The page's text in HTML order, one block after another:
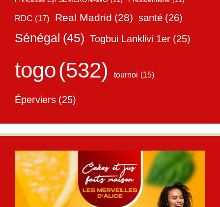
RDC (17) Real Madrid (28) santé (26)
Sénégal (45) Togbui Lanklivi 1er (25)
togo(532) tournoi (15)
Éperviers (25)